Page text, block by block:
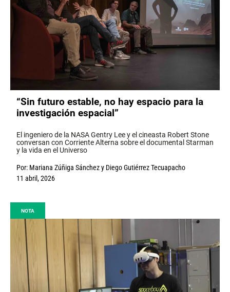
“Sin futuro estable, no hay espacio para la
investigación espacial”
El ingeniero de la NASA Gentry Lee y el cineasta Robert Stone
conversan con Corriente Alterna sobre el documental Starman
y la vida en el Universo
Por: Mariana Zúñiga Sánchezy Diego Gutiérrez Tecuapacho
11 abril, 2026
NOTA